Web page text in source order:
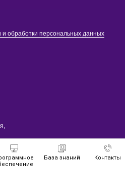
База знаний Контакты
обработки персональных данных